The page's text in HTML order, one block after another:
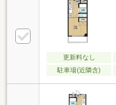
更新料なし
駐車場(近隣含)